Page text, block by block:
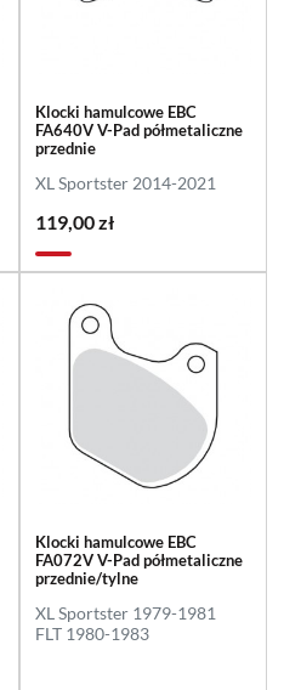
Klocki hamulcowe EBC
FA640V V-Pad półmetaliczne
przednie
XL Sportster 2014-2021
119,00 zł
Klocki hamulcowe EBC
FA072V V-Pad półmetaliczne
przednie/tylne
XL Sportster 1979-1981
FLT 1980-1983